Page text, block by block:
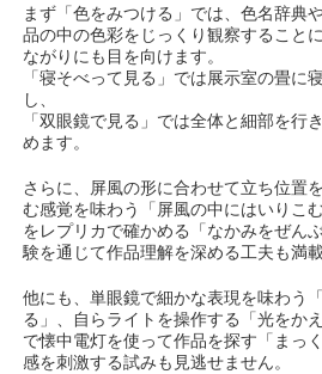
まず「色をみつける」では、色名辞典
品の中の色彩をじっくり観察すること
ながりにも目を向けます。
「寝そべって見る」では展示室の畳に
し、
「双眼鏡で見る」では全体と細部を行
めます。
さらに、屏風の形に合わせて立ち位置
む感覚を味わう「屏風の中にはいりこ
をレプリカで確かめる「なかみをぜん
験を通じて作品理解を深める工夫も満載
他にも、単眼鏡で細かな表現を味わう
る」、自らライトを操作する「光をか
で懐中電灯を使って作品を探す「まっ
感を刺激する試みも見逃せません。